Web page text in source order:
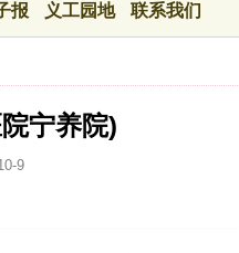
报 义工园地 联系我们
宁养院)
9